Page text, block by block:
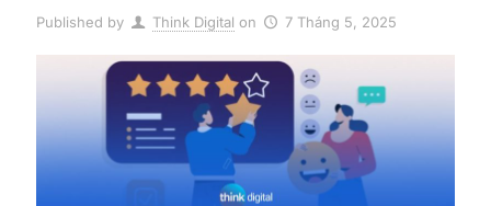
Published by Think Digital on 7 Tháng 5, 2025